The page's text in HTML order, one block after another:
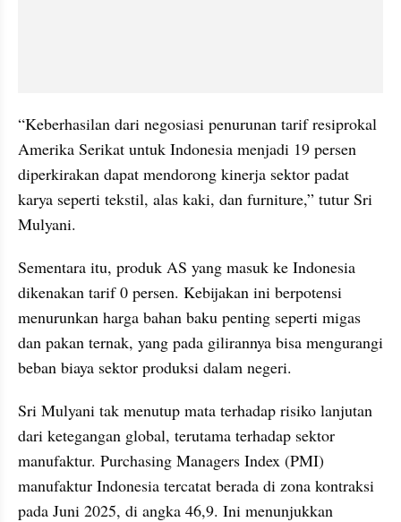
“Keberhasilan dari negosiasi penurunan tarif resiprokal
Amerika Serikat untuk Indonesia menjadi 19 persen
diperkirakan dapat mendorong kinerja sektor padat
karya seperti tekstil, alas kaki, dan furniture,” tutur Sri
Mulyani.
Sementara itu, produk AS yang masuk ke Indonesia
dikenakan tarif 0 persen. Kebijakan ini berpotensi
menurunkan harga bahan baku penting seperti migas
dan pakan ternak, yang pada gilirannya bisa mengurangi
beban biaya sektor produksi dalam negeri.
Sri Mulyani tak menutup mata terhadap risiko lanjutan
dari ketegangan global, terutama terhadap sektor
manufaktur. Purchasing Managers Index (PMI)
manufaktur Indonesia tercatat berada di zona kontraksi
pada Juni 2025, di angka 46,9. Ini menunjukkan